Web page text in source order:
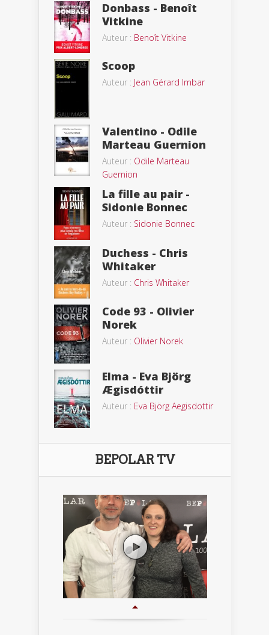
Donbass - Benoît
Vitkine
Auteur : Benoît Vitkine
Scoop
Auteur : Jean Gérard Imbar
Valentino - Odile
Marteau Guernion
Auteur : Odile Marteau
Guernion
La fille au pair -
Sidonie Bonnec
Auteur : Sidonie Bonnec
Duchess - Chris
Whitaker
Auteur : Chris Whitaker
Code 93 - Olivier
Norek
Auteur : Olivier Norek
Elma - Eva Björg
Ægisdóttir
Auteur : Eva Björg Aegisdottir
BEPOLAR TV